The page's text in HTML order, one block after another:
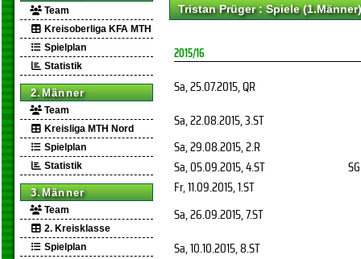
Team
Kreisoberliga KFA MTH
Spielplan
Statistik
2.Männer
Team
Kreisliga MTH Nord
Spielplan
Statistik
3.Männer
Team
2. Kreisklasse
Spielplan
Tristan Prüger : Spiele (1.Männer)
2015/16
Sa, 25.07.2015, QR
Sa, 22.08.2015, 3.ST
Sa, 29.08.2015, 2.R
Sa, 05.09.2015, 4.ST
Fr, 11.09.2015, 1.ST
Sa, 26.09.2015, 7.ST
Sa, 10.10.2015, 8.ST